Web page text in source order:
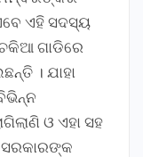
ଏହି ସଦସ୍ୟ
ଗାଡିରେ
। ଯାହା
ଓ ଏହା ସହ
ସରକାରଙ୍କ